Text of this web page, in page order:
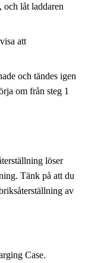
och låt laddaren
att
och tändes igen
om från steg 1
löser
Tänk på att du
av
Case.